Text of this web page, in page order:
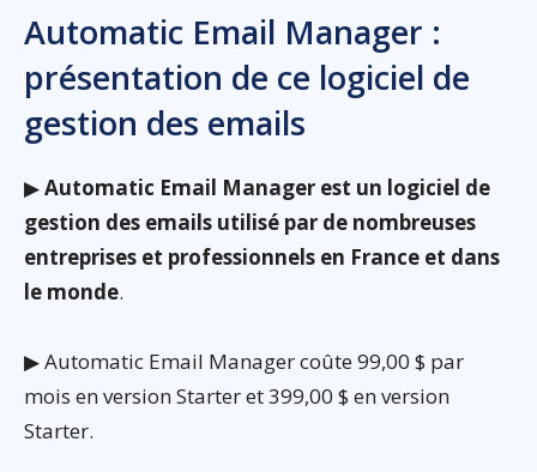
Automatic Email Manager :
présentation de ce logiciel de
gestion des emails
▶Automatic Email Manager est un logiciel de
gestion des emails utilisé par de nombreuses
entreprises et professionnels en France et dans
le monde.
▶ Automatic Email Manager coûte 99,00 $ par
mois en version Starter et 399,00 $ en version
Starter.